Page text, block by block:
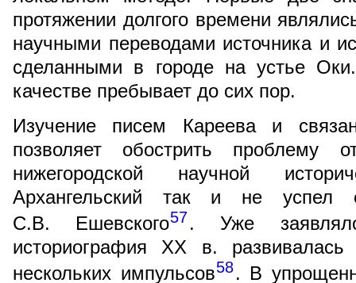
протяжении долгого времени
научными переводами источника и
сделанными в городе на устье
качестве пребывает до сих пор.
Изучение писем Кареева и
позволяет обострить проблему
нижегородской научной
Архангельский так и не успел
С.В. Ешевского57. Уже
историография XX в.
нескольких импульсов58. В